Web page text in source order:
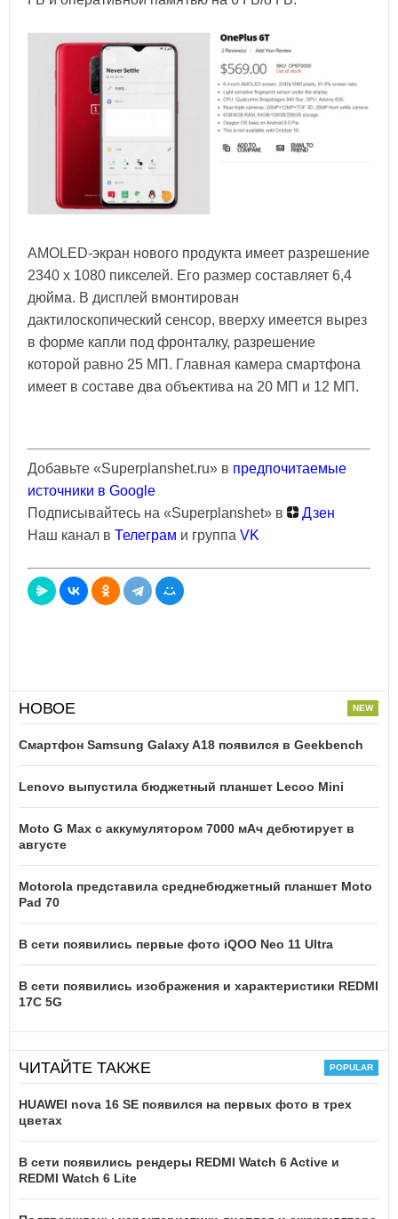
AMOLED-экран нового продукта имеет разрешение
2340 х 1080 пикселей. Его размер составляет 6,4
дюйма. В дисплей вмонтирован
дактилоскопический сенсор, вверху имеется вырез
в форме капли под фронталку, разрешение
которой равно 25 МП. Главная камера смартфона
имеет в составе два объектива на 20 МП и 12 МП.
Добавьте «Superplanshet.ru» в предпочитаемые
источники в Google
Подписывайтесь на «Superplanshet» в
Дзен
Наш канал в Телеграм и группа VK
НОВОЕ
Смартфон Samsung Galaxy A18 появился в Geekbench
Lenovo выпустила бюджетный планшет Lecoo Mini
Moto G Max с аккумулятором 7000 мАч дебютирует в
августе
Motorola представила среднебюджетный планшет Moto
Pad 70
В сети появились первые фото iQOO Neo 11 Ultra
В сети появились изображения и характеристики REDMI
17C 5G
ЧИТАЙТЕ ТАКЖЕ
HUAWEI nova 16 SE появился на первых фото в трех
цветах
В сети появились рендеры REDMI Watch 6 Active и
REDMI Watch 6 Lite